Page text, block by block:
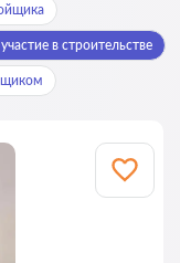
в строительстве